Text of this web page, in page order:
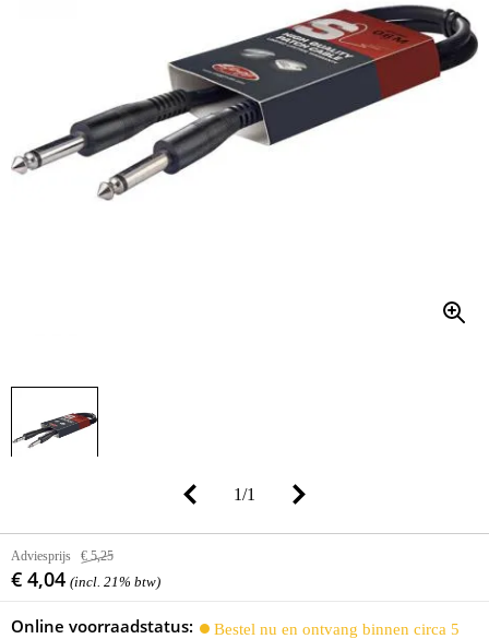
1/1
Adviesprijs € 5,25
€ 4,04 (incl. 21% btw)
Online voorraadstatus:
Bestel nu en ontvang binnen circa 5